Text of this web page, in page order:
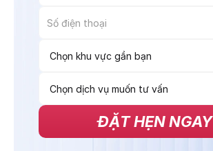
ĐẶT HẸN NGAY